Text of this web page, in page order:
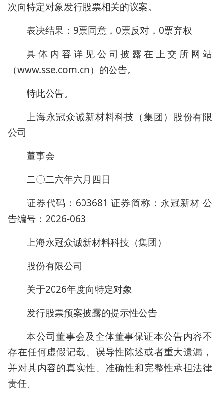
次向特定对象发行股票相关的议案。
表决结果：9票同意，0票反对，0票弃权
具体内容详见公司披露在上交所网站
（www.sse.com.cn）的公告。
特此公告。
上海永冠众诚新材料科技（集团）股份有限
公司
董事会
二〇二六年六月四日
证券代码：603681 证券简称：永冠新材 公
告编号：2026-063
上海永冠众诚新材料科技（集团）
股份有限公司
关于2026年度向特定对象
发行股票预案披露的提示性公告
本公司董事会及全体董事保证本公告内容不
存在任何虚假记载、误导性陈述或者重大遗漏，
并对其内容的真实性、准确性和完整性承担法律
责任。